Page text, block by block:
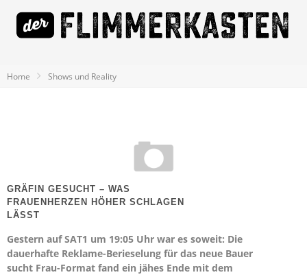
Home Shows und Reality
GRÄFIN GESUCHT – WAS
FRAUENHERZEN HÖHER SCHLAGEN
LÄSST
Gestern auf SAT1 um 19:05 Uhr war es soweit: Die
dauerhafte Reklame-Berieselung für das neue Bauer
sucht Frau-Format fand ein jähes Ende mit dem